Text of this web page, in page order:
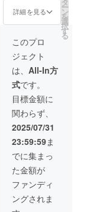
応。 ワ
イヤレ
スHDMI
ミリ波
ロジー
採用。
側：ポ
リエス
テル
詳細を見る ー
ン
を
選
択
す
る
このプロ
ジェクト
は、 All-In方
式です。
目標金額に
関わらず、
2025/07/31
23:59:59ま
でに集まっ
た金額が
ファンディ
ングされま